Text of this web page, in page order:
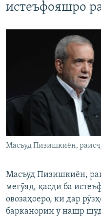
истеъфояшро
Масъуд Пизишкиён,
Масъуд Пизишкиён,
мегӯяд, қасди ба
овозаҳоеро, ки дар
барканории ӯ нашр